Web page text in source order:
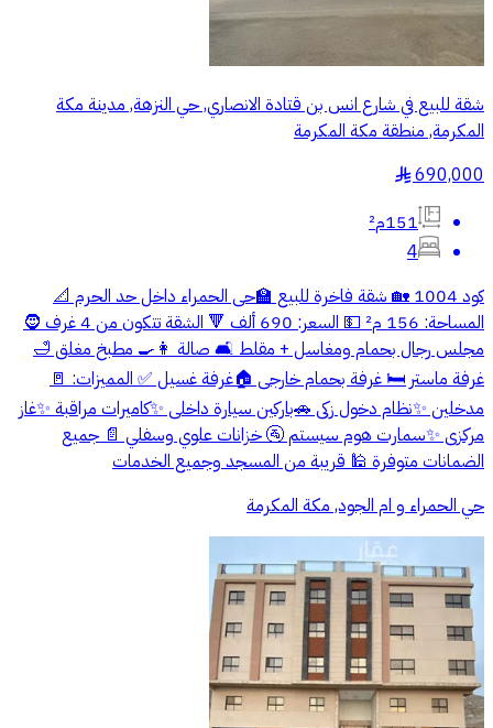
شقة للبيع في شارع انس بن قتادة الانصاري, حي النزهة, مدينة مكة
المكرمة, منطقة مكة المكرمة
690,000
§
151م²
4
كود 1004 🏡 شقة فاخرة للبيع 🏫حى الحمراء داخل حد الحرم 📐
المساحة: 156 م² 💵 السعر: 690 ألف 🔻 الشقة تتكون من 4 غرف 🧔
مجلس رجال بحمام ومغاسل + مقلط 🛋️ صالة 👩‍🍳 مطبخ مغلق 🛁
غرفة ماستر 🛏️ غرفة بحمام خارجى 🏠غرفة غسيل ✅ المميزات: 🚪
مدخلين ✨نظام دخول زكى 🚗باركين سيارة داخلى ✨كاميرات مراقبة ✨غاز
مركزى ✨سمارت هوم سيستم 🚰 خزانات علوي وسفلي 📄 جميع
الضمانات متوفرة 🕌 قريبة من المسجد وجميع الخدمات
حي الحمراء و ام الجود, مكة المكرمة